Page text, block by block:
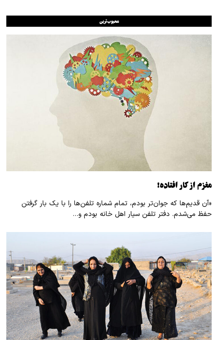
محبوب‌ترین
مغزم از کار افتاده!
«آن قدیم‌ها که جوان‌تر بودم، تمام شماره تلفن‌ها را با یک بار گرفتن
حفظ می‌شدم. دفتر تلفن سیار اهل خانه بودم و…